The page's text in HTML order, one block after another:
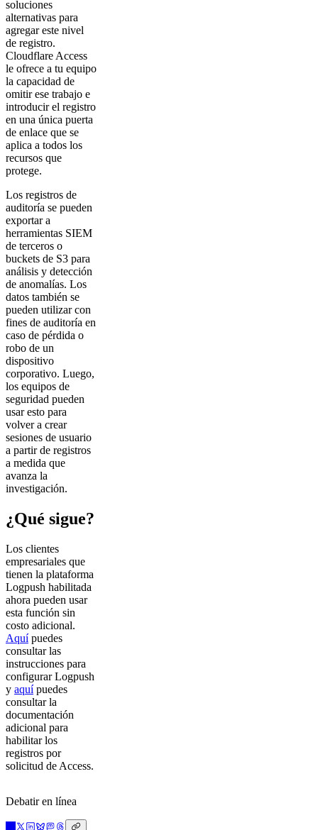
soluciones
alternativas para
agregar este nivel
de registro.
Cloudflare Access
le ofrece a tu equipo
la capacidad de
omitir ese trabajo e
introducir el registro
en una única puerta
de enlace que se
aplica a todos los
recursos que
protege.
Los registros de
auditoría se pueden
exportar a
herramientas SIEM
de terceros o
buckets de S3 para
análisis y detección
de anomalías. Los
datos también se
pueden utilizar con
fines de auditoría en
caso de pérdida o
robo de un
dispositivo
corporativo. Luego,
los equipos de
seguridad pueden
usar esto para
volver a crear
sesiones de usuario
a partir de registros
a medida que
avanza la
investigación.
¿Qué sigue?
Los clientes
empresariales que
tienen la plataforma
Logpush habilitada
ahora pueden usar
esta función sin
costo adicional.
Aquípuedes
consultar las
instrucciones para
configurar Logpush
y aquípuedes
consultar la
documentación
adicional para
habilitar los
registros por
solicitud de Access.
Debatir en línea